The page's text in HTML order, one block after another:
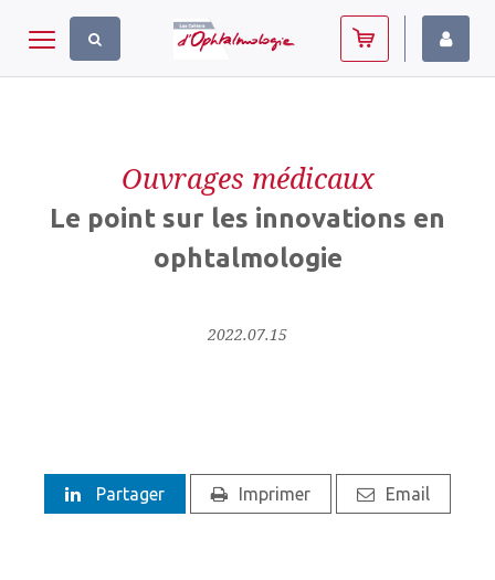
Toggle navigation
Ouvrages médicaux
Le point sur les innovations en
ophtalmologie
2022.07.15
Partager Imprimer Email
Panneau de gestion des cookies